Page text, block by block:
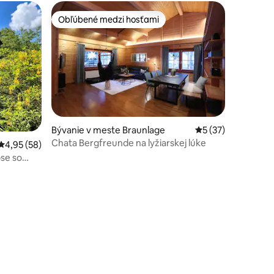
ohodnotenie 4,95 z 5, počet hodnotení: 58
4,95 (58)
so
Obľúbené medzi hosťami
Obľúbené medzi hosťami
Bývanie v meste Braunlage Priemerné
5 (37)
Chata Bergfreunde na lyžiarskej lúke